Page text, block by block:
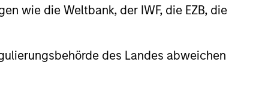
wie die Weltbank, der IWF, die EZB, die
des Landes abweichen